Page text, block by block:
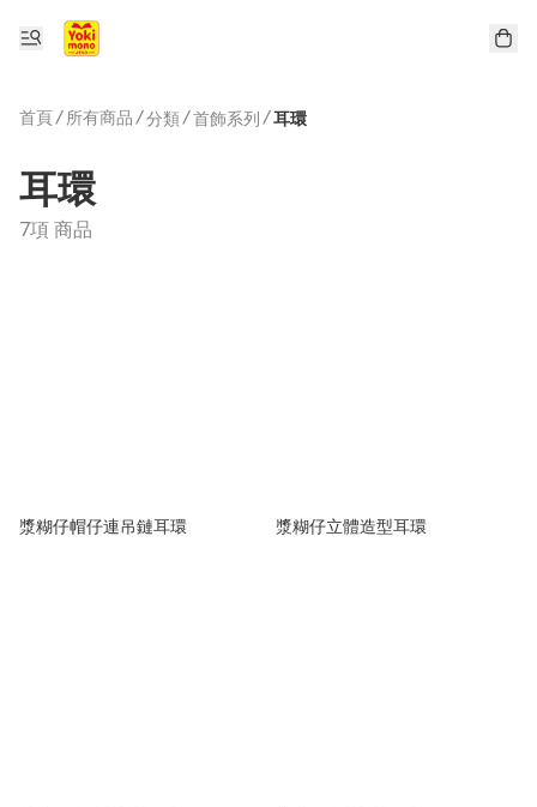
首頁/ 所有商品 /分類/首飾系列 /耳環
耳環
7項 商品
漿糊仔帽仔連吊鏈耳環 漿糊仔立體造型耳環